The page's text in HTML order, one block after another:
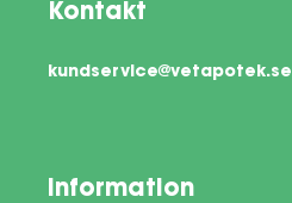
Kontakt
kundservice@vetapotek.se
Information